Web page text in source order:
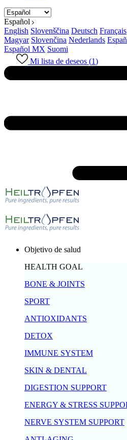
Español
English Slovenščina Deutsch Français
Magyar Slovenčina Nederlands
Español MX Suomi
Mi lista de deseos (1)
Objetivo de salud
HEALTH GOAL
BONE & JOINTS
SPORT
ANTIOXIDANTS
DETOX
IMMUNE SYSTEM
SKIN & DENTAL
DIGESTION SUPPORT
ENERGY & STRESS
NERVE SYSTEM SUPPORT